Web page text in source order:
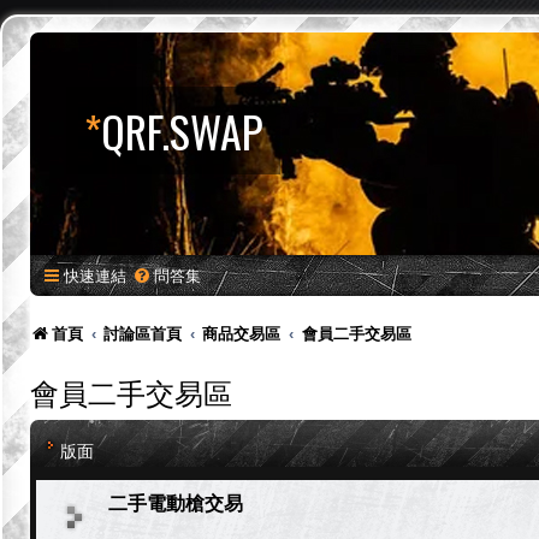
*QRF.SWAP
快速連結 問答集
首頁 討論區首頁 商品交易區 會員二手交易區
會員二手交易區
版面
二手電動槍交易